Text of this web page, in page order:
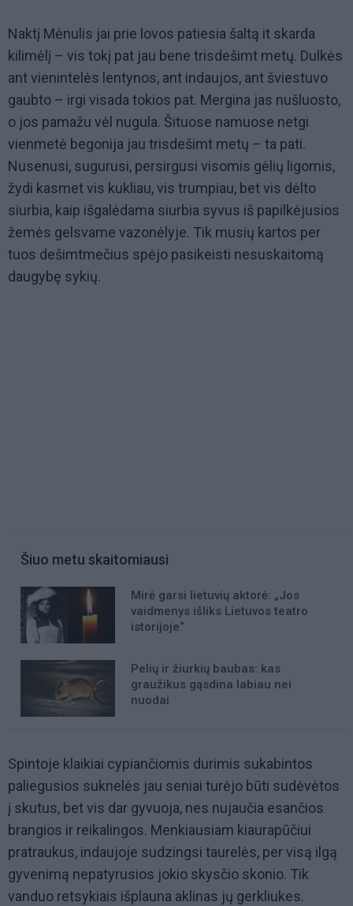
Naktį Mėnulis jai prie lovos patiesia šaltą it skarda
kilimėlį – vis tokį pat jau bene trisdešimt metų. Dulkės
ant vienintelės lentynos, ant indaujos, ant šviestuvo
gaubto – irgi visada tokios pat. Mergina jas nušluosto,
o jos pamažu vėl nugula. Šituose namuose netgi
vienmetė begonija jau trisdešimt metų – ta pati.
Nusenusi, sugurusi, persirgusi visomis gėlių ligomis,
žydi kasmet vis kukliau, vis trumpiau, bet vis dėlto
siurbia, kaip išgalėdama siurbia syvus iš papilkėjusios
žemės gelsvame vazonėlyje. Tik musių kartos per
tuos dešimtmečius spėjo pasikeisti nesuskaitomą
daugybę sykių.
Šiuo metu skaitomiausi
Mirė garsi lietuvių aktorė: „Jos
vaidmenys išliks Lietuvos teatro
istorijoje“
Pelių ir žiurkių baubas: kas
graužikus gąsdina labiau nei
nuodai
Spintoje klaikiai cypiančiomis durimis sukabintos
paliegusios suknelės jau seniai turėjo būti sudėvėtos
į skutus, bet vis dar gyvuoja, nes nujaučia esančios
brangios ir reikalingos. Menkiausiam kiaurapūčiui
pratraukus, indaujoje sudzingsi taurelės, per visą ilgą
gyvenimą nepatyrusios jokio skysčio skonio. Tik
vanduo retsykiais išplauna aklinas jų gerkliukes.